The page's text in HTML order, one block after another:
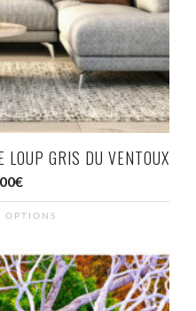
GRIS DU VENTOUX
€
OPTIONS